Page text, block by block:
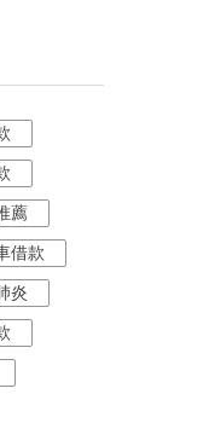
薦
借款
炎